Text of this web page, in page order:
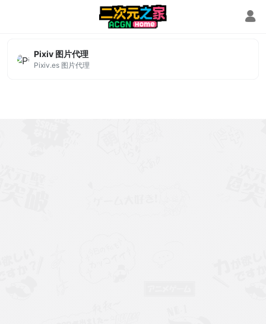
Pixiv 图片代理
Pixiv.es 图片代理